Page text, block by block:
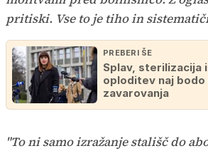
pritiski. Vse to je tiho in
PREBERI ŠE
Splav, sterilizacija
oploditev naj
zavarovanja
"To ni samo izražanje stališč do